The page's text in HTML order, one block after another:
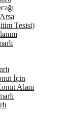
Tesisi)
İçin
Alanı